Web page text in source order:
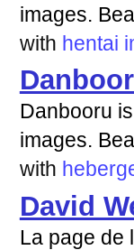
images.
with hentai
Danbooru
images.
with
David
La page de